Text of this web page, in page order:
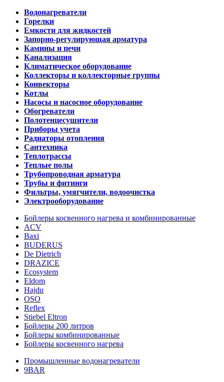
Водонагреватели
Горелки
Емкости для жидкостей
Запорно-регулирующая арматура
Камины и печи
Канализация
Климатическое оборудование
Коллекторы и коллекторные группы
Конвекторы
Котлы
Насосы и насосное оборудование
Обогреватели
Полотенцесушители
Приборы учета
Радиаторы отопления
Сантехника
Теплотрассы
Теплые полы
Трубопроводная арматура
Трубы и фитинги
Фильтры, умягчители, водоочистка
Электрооборудование
Бойлеры косвенного нагрева и комбинированные
ACV
Baxi
BUDERUS
De Dietrich
DRAZICE
Ecosystem
Eldom
Hajdu
OSO
Reflex
Stiebel Eltron
Бойлеры 200 литров
Бойлеры комбинированные
Бойлеры косвенного нагрева
Промышленные водонагреватели
9BAR